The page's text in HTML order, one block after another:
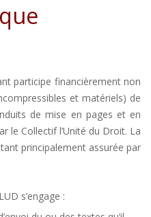
participe financièrement non
et matériels) de
de mise en pages et en
le Collectif l’Unité du Droit. La
principalement assurée par
s’engage :